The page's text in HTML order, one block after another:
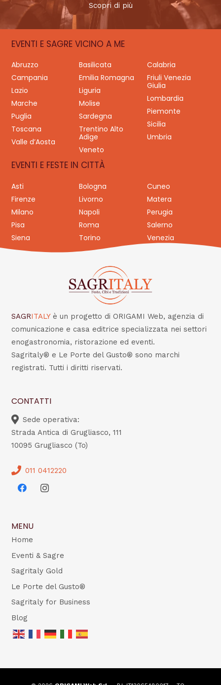
Scopri di più
EVENTI E SAGRE VICINO A ME
Abruzzo Basilicata
Calabria
Campania
Emilia Romagna
Friuli Venezia
Giulia
Lazio
Liguria
Lombardia
Marche
Molise
Piemonte
Puglia
Sardegna
Sicilia
Toscana
Trentino Alto
Adige
Umbria
Valle d’Aosta
Veneto
EVENTI E FESTE IN CITTÀ
Asti Bologna
Cuneo
Firenze
Livorno
Matera
Milano
Napoli
Perugia
Pisa
Roma
Salerno
Siena
Torino Venezia
SAGRITALY è un progetto di ORIGAMI Web, agenzia di
comunicazione e casa editrice specializzata nei settori
enogastronomia, ristorazione ed eventi.
Sagritaly® e Le Porte del Gusto® sono marchi
registrati. Tutti i diritti riservati.
CONTATTI
Sede operativa:
Strada Antica di Grugliasco, 111
10095 Grugliasco (To)
011 0412220
MENU
Home
Eventi & Sagre
Sagritaly Gold
Le Porte del Gusto®
Sagritaly for Business
Blog